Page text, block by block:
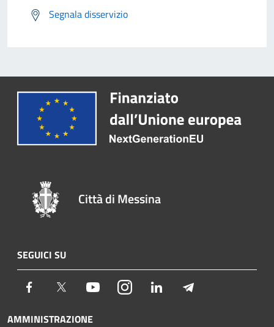
Segnala disservizio
Città di Messina
SEGUICI SU
Facebook Twitter YoutubeInstagram LinkedIn
AMMINISTRAZIONE